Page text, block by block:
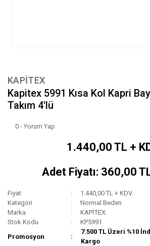
KAPİTEX
Kapitex 5991 Kısa Kol Kapri
Takım 4'lü
0 - Yorum Yap
1.440,00 TL +
Adet Fiyatı: 360,00
Fiyat
1.440,00 TL + KDV
Kategori
Normal Beden
Marka
KAPİTEX
Stok Kodu
KP5991
Promosyon
7.500 TL Üzeri %10
Kargo